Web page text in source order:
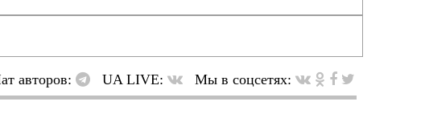
авторов: UA LIVE: Мы в соцсетях: